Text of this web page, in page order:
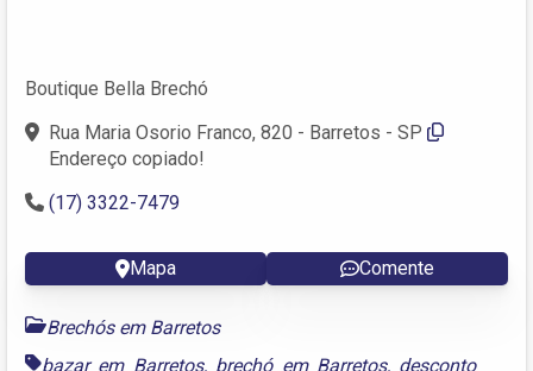
Boutique Bella Brechó
Rua Maria Osorio Franco, 820 - Barretos - SP
Endereço copiado!
(17) 3322-7479
Mapa Comente
Brechós em Barretos
bazar em Barretos, brechó em Barretos, desconto